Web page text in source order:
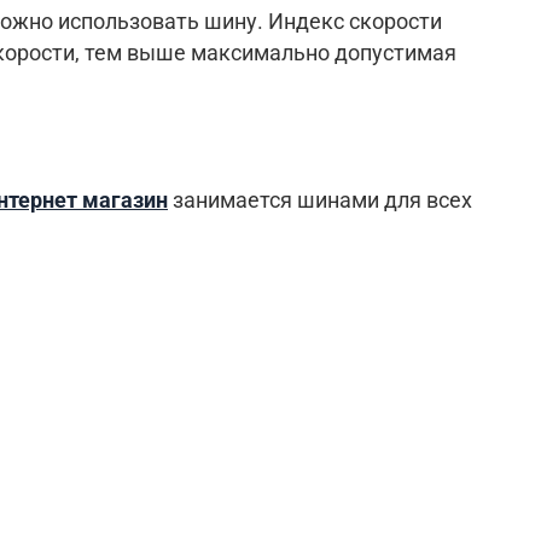
использовать шину. Индекс скорости
тем выше максимально допустимая
магазин занимается шинами для всех